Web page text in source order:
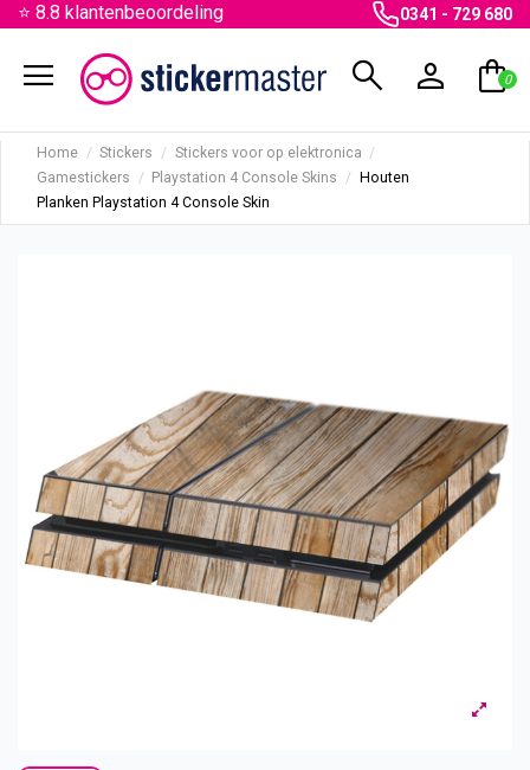
⭐ 8.8 klantenbeoordeling 0341 - 729 680
menu search person shopping_bag
0
Home Stickers
Stickers voor op elektronica
Gamestickers
Playstation 4 Console Skins
Houten
Planken Playstation 4 Console Skin